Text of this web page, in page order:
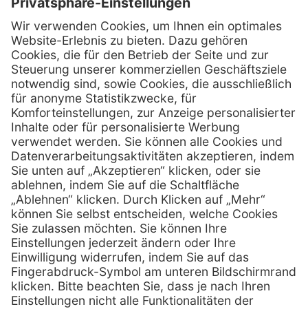
Kontakt
Firmensitz
PxD Praxis-Discount GmbH
Hans-Wunderlich-Straße 7
D-49078 Osnabrück
Telefon: 0800 - 600 66 30
Telefon:0800 - 07 01 96
E-Mail:info @ praxis-discount.de
Services
Serviceversprechen
Sprechstundenbedarf
Retoure anmelden
Hilfe
FAQs
Kontakt
Lob & Kritik
Zertifikat Rechtliches